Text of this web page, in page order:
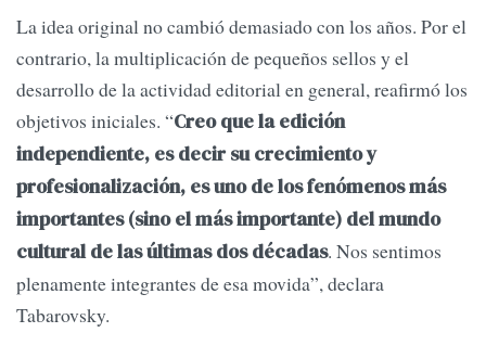
La idea original no cambió demasiado con los años. Por el
contrario, la multiplicación de pequeños sellos y el
desarrollo de la actividad editorial en general, reafirmó los
objetivos iniciales. “Creo que la edición
independiente, es decir su crecimiento y
profesionalización, es uno de los fenómenos más
importantes (sino el más importante) del mundo
cultural de las últimas dos décadas. Nos sentimos
plenamente integrantes de esa movida”, declara
Tabarovsky.